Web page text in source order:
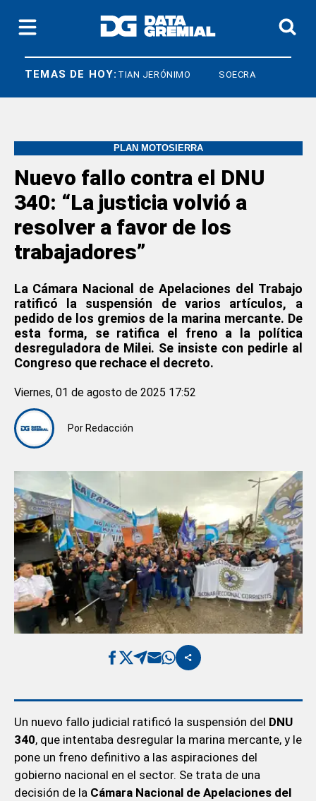
TEMAS DE HOY:
CRISTIAN JERÓNIMO SOECRA
PLAN MOTOSIERRA
Nuevo fallo contra el DNU
340: “La justicia volvió a
resolver a favor de los
trabajadores”
La Cámara Nacional de Apelaciones del Trabajo
ratificó la suspensión de varios artículos, a
pedido de los gremios de la marina mercante. De
esta forma, se ratifica el freno a la política
desreguladora de Milei. Se insiste con pedirle al
Congreso que rechace el decreto.
Por Redacción
Viernes, 01 de agosto de 2025 17:52
Un nuevo fallo judicial ratificó la suspensión del DNU
340, que intentaba desregular la marina mercante, y le
pone un freno definitivo a las aspiraciones del
gobierno nacional en el sector. Se trata de una
decisión de la Cámara Nacional de Apelaciones del